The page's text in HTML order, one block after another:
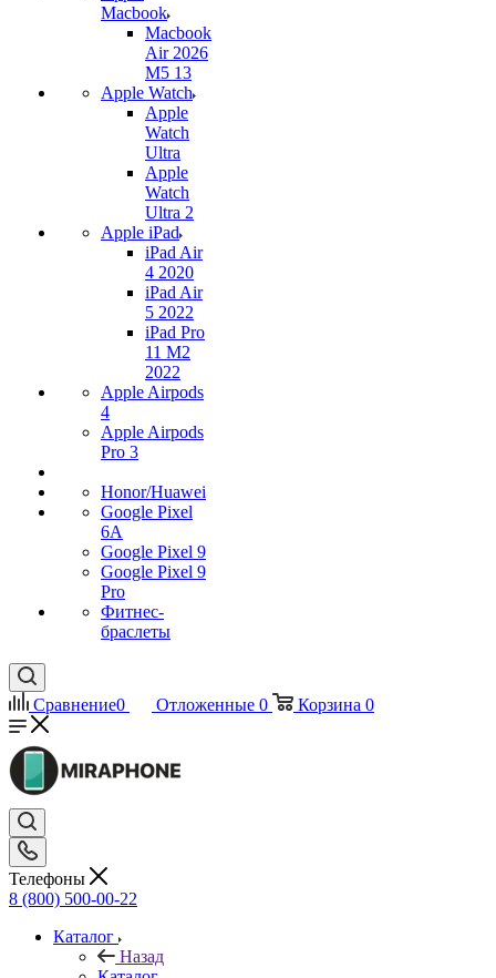
Macbook
Macbook
Air 2026
M5 13
Apple Watch
Apple
Watch
Ultra
Apple
Watch
Ultra 2
Apple iPad
iPad Air
4 2020
iPad Air
5 2022
iPad Pro
11 M2
2022
Apple Airpods
4
Apple Airpods
Pro 3
Honor/Huawei
Google Pixel
6A
Google Pixel 9
Google Pixel 9
Pro
Фитнес-
браслеты
Сравнение0 Отложенные 0 Корзина 0
Телефоны
8 (800) 500-00-22
Каталог
Назад